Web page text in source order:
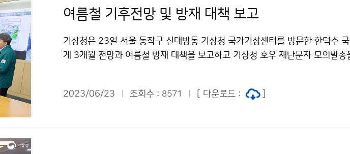
여름철 기후전망 및 방재 대책 보고
기상청은 23일 서울 동작구 신대방동 기상청 국가기상센터를 방문한 한덕수
게 3개월 전망과 여름철 방재 대책을 보고하고 기상청 호우 재난문자 모의발송
2023/06/23 조회수 : 8571 [ 다운로드 :